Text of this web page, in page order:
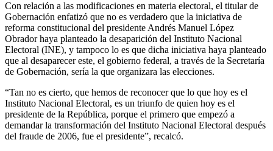
Con relación a las modificaciones en materia electoral, el titular de
Gobernación enfatizó que no es verdadero que la iniciativa de
reforma constitucional del presidente Andrés Manuel López
Obrador haya planteado la desaparición del Instituto Nacional
Electoral (INE), y tampoco lo es que dicha iniciativa haya planteado
que al desaparecer este, el gobierno federal, a través de la Secretaría
de Gobernación, sería la que organizara las elecciones.
“Tan no es cierto, que hemos de reconocer que lo que hoy es el
Instituto Nacional Electoral, es un triunfo de quien hoy es el
presidente de la República, porque el primero que empezó a
demandar la transformación del Instituto Nacional Electoral después
del fraude de 2006, fue el presidente”, recalcó.